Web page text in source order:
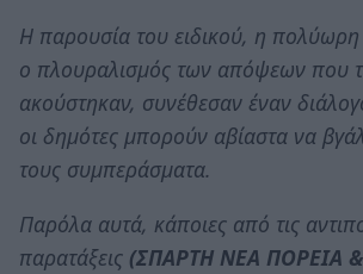
Η παρουσία του ειδικού, η πολύωρη
ο πλουραλισμός των απόψεων που
ακούστηκαν, συνέθεσαν έναν
οι δημότες μπορούν αβίαστα να
τους συμπεράσματα.
Παρόλα αυτά, κάποιες από τις
παρατάξεις (ΣΠΑΡΤΗ ΝΕΑ ΠΟΡΕΙΑ